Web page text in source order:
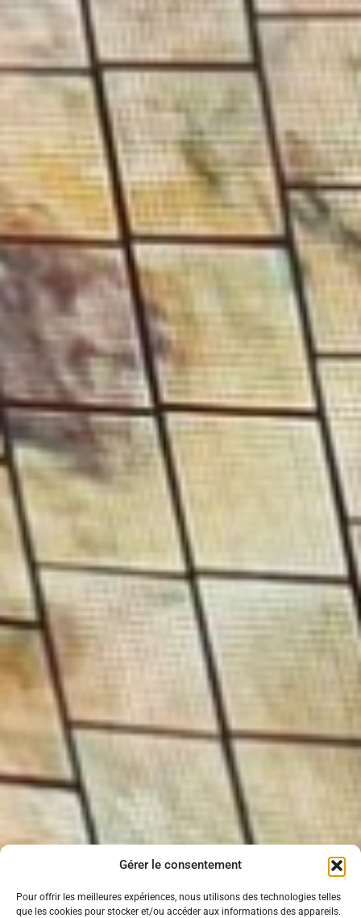
Gérer le consentement
Pour offrir les meilleures expériences, nous utilisons des technologies telles
que les cookies pour stocker et/ou accéder aux informations des appareils.